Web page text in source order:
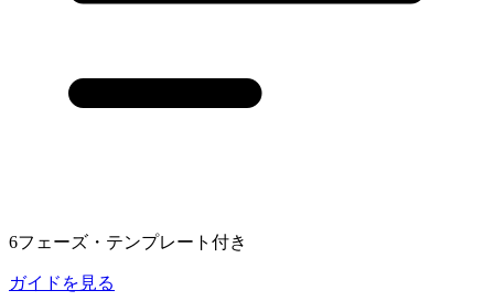
6フェーズ・テンプレート付き
ガイドを見る